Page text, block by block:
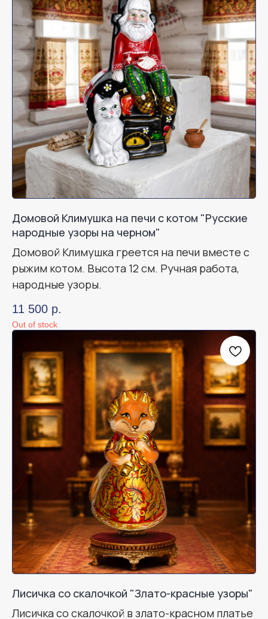
Домовой Климушка на печи с котом "Русские
народные узоры на черном"
Домовой Климушка греется на печи вместе с
рыжим котом. Высота 12 см. Ручная работа,
народные узоры.
11 500 р.
Out of stock
Лисичка со скалочкой "Злато-красные узоры"
Лисичка со скалочкой в злато-красном платье